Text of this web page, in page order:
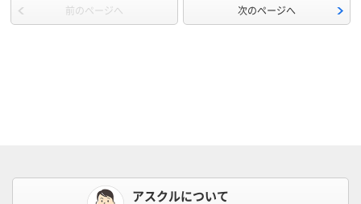
前のページへ 次のページへ
アスクルについて